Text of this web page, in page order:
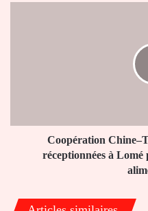
riz
réceptionnéesCoopération
réceptionnées à